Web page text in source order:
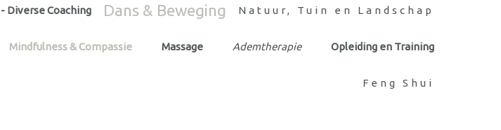
Diverse Coaching Dans & Beweging Natuur, Tuin en Landschap
Mindfulness & Compassie Massage Ademtherapie Opleiding en Training
Feng Shui